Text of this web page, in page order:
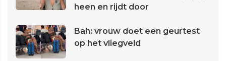
heen en rijdt door
Bah: vrouw doet een geurtest
op het vliegveld